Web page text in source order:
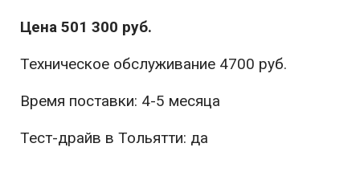
Цена 501 300 руб.
Техническое обслуживание 4700 руб.
Время поставки: 4-5 месяца
Тест-драйв в Тольятти: да